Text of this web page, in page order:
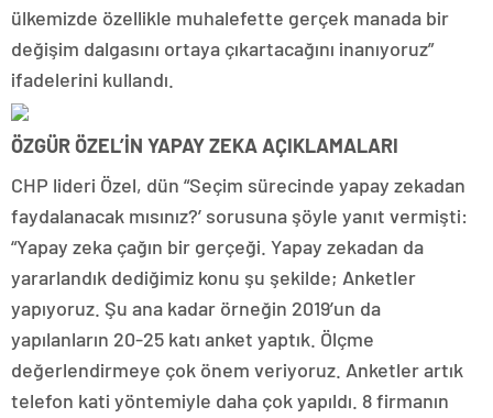
ülkemizde özellikle muhalefette gerçek manada bir
değişim dalgasını ortaya çıkartacağını inanıyoruz”
ifadelerini kullandı.
ÖZGÜR ÖZEL’İN YAPAY ZEKA AÇIKLAMALARI
CHP lideri Özel, dün “Seçim sürecinde yapay zekadan
faydalanacak mısınız?’ sorusuna şöyle yanıt vermişti:
“Yapay zeka çağın bir gerçeği. Yapay zekadan da
yararlandık dediğimiz konu şu şekilde; Anketler
yapıyoruz. Şu ana kadar örneğin 2019’un da
yapılanların 20-25 katı anket yaptık. Ölçme
değerlendirmeye çok önem veriyoruz. Anketler artık
telefon kati yöntemiyle daha çok yapıldı. 8 firmanın